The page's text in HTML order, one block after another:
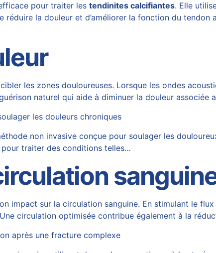
pour traiter lestendinites calcifiantes. Elle
la douleur et d’améliorer la fonction du
les zones douloureuses. Lorsque les ondes
naturel qui aide à diminuer la douleur associée
les douleurs chroniques
non invasive conçue pour soulager les
traiter des conditions telles…
impact sur la circulation sanguine. En stimulant le
circulation optimisée contribue également à la
après une fracture complexe